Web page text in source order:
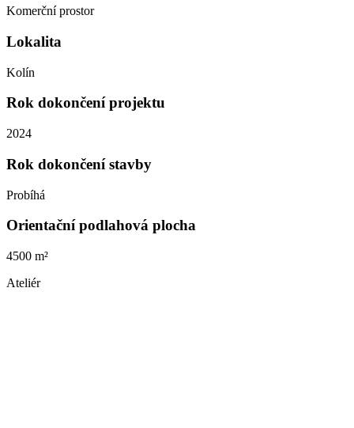
Komerční prostor
Lokalita
Kolín
Rok dokončení projektu
2024
Rok dokončení stavby
Probíhá
Orientační podlahová plocha
4500 m²
Ateliér